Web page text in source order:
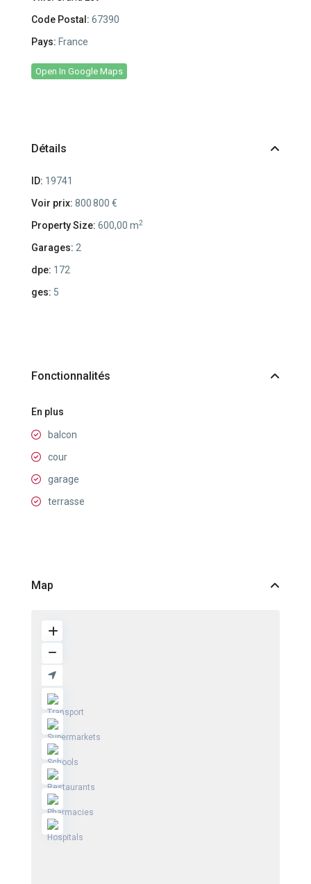
Code Postal: 67390
Pays: France
Open In Google Maps
Détails
ID: 19741
Voir prix: 800 800 €
Property Size: 600,00 m2
Garages: 2
dpe: 172
ges: 5
Fonctionnalités
En plus
balcon
cour
garage
terrasse
Map